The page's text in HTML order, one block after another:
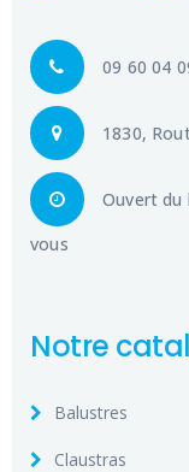
09 60 04
1830,
Ouvert du
vous
Notre
Balustres
Claustras